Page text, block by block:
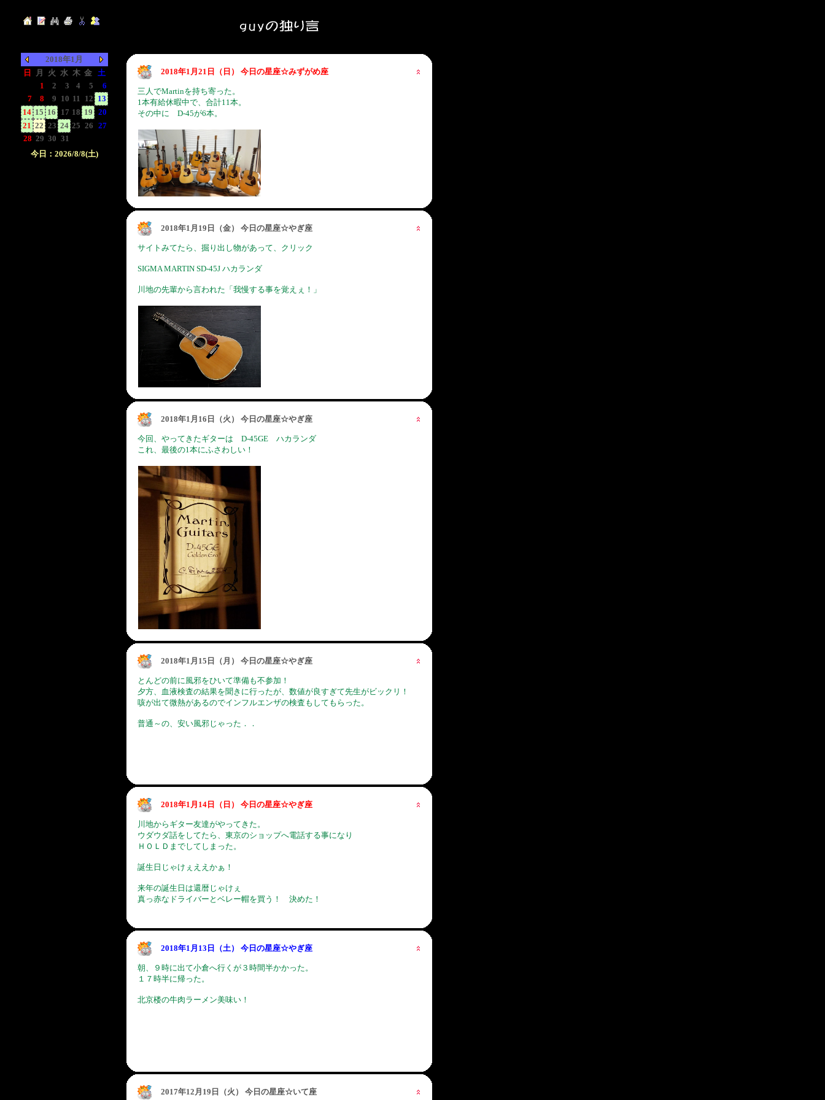
2018年1月
日
月 火 水 木 金 土
1 2 3 4 5
6
7
8 9 10 11 12 13
14 15 16 17 18 19
20
21 22 23 24 25 26 27
28 29 30 31
今日：2026/8/8(土)
2018年1月21日（日） 今日の星座☆みずがめ座
三人でMartinを持ち寄った。
1本有給休暇中で、合計11本。
その中に D-45が6本。
2018年1月19日（金） 今日の星座☆やぎ座
サイトみてたら、掘り出し物があって、クリック
SIGMA MARTIN SD-45J ハカランダ
川地の先輩から言われた「我慢する事を覚えぇ！」
2018年1月16日（火） 今日の星座☆やぎ座
今回、やってきたギターは D-45GE ハカランダ
これ、最後の1本にふさわしい！
2018年1月15日（月） 今日の星座☆やぎ座
とんどの前に風邪をひいて準備も不参加！
夕方、血液検査の結果を聞きに行ったが、数値が良すぎて先生がビックリ！
咳が出て微熱があるのでインフルエンザの検査もしてもらった。
普通～の、安い風邪じゃった．．
2018年1月14日（日） 今日の星座☆やぎ座
川地からギター友達がやってきた。
ウダウダ話をしてたら、東京のショップへ電話する事になり
ＨＯＬＤまでしてしまった。
誕生日じゃけぇええかぁ！
来年の誕生日は還暦じゃけぇ
真っ赤なドライバーとベレー帽を買う！ 決めた！
2018年1月13日（土） 今日の星座☆やぎ座
朝、９時に出て小倉へ行くが３時間半かかった。
１７時半に帰った。
北京楼の牛肉ラーメン美味い！
2017年12月19日（火） 今日の星座☆いて座